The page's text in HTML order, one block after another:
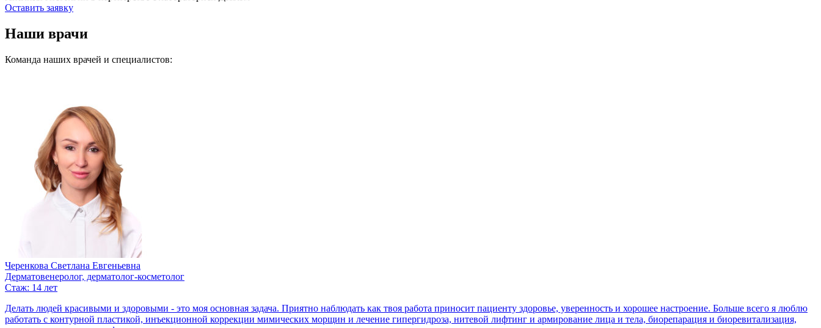
Оставить заявку
Наши врачи
Команда наших врачей и специалистов:
Черенкова Светлана Евгеньевна
Дерматовенеролог, дерматолог-косметолог
Стаж: 14 лет
Делать людей красивыми и здоровыми - это моя основная задача. Приятно наблюдать как твоя работа приносит пациенту здоровье, уверенность и хорошее настроение. Больше всего я люблю
работать с контурной пластикой, инъекционной коррекции мимических морщин и лечение гипергидроза, нитевой лифтинг и армирование лица и тела, биорепарация и биоревитализация,